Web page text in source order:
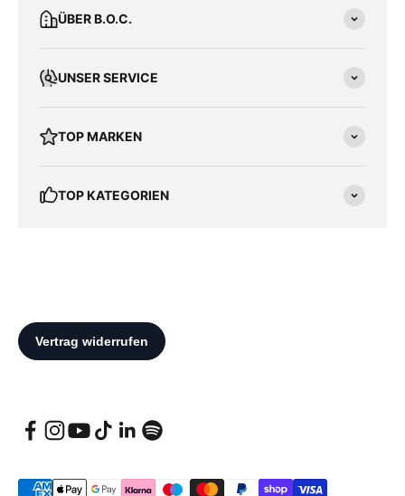
ÜBER B.O.C.
UNSER SERVICE
TOP MARKEN
TOP KATEGORIEN